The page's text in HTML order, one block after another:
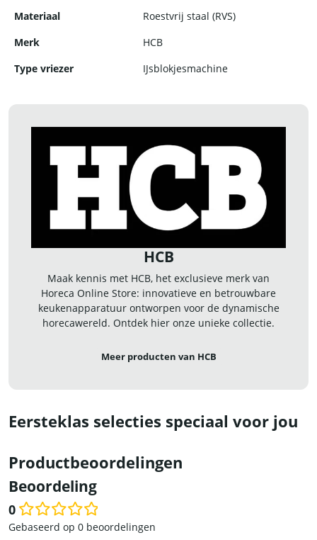
Materiaal
Roestvrij staal (RVS)
Merk
HCB
Type vriezer
IJsblokjesmachine
HCB
Maak kennis met HCB, het exclusieve merk van
Horeca Online Store: innovatieve en betrouwbare
keukenapparatuur ontworpen voor de dynamische
horecawereld. Ontdek hier onze unieke collectie.
Meer producten van HCB
Eersteklas selecties speciaal voor jou
Productbeoordelingen
Beoordeling
0
Waardering
Gebaseerd op 0 beoordelingen